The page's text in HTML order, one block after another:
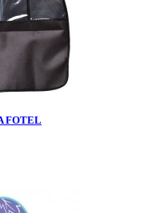
FOTEL